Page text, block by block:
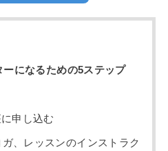
ーになるための5ステップ
申し込む
、レッスンのインストラク